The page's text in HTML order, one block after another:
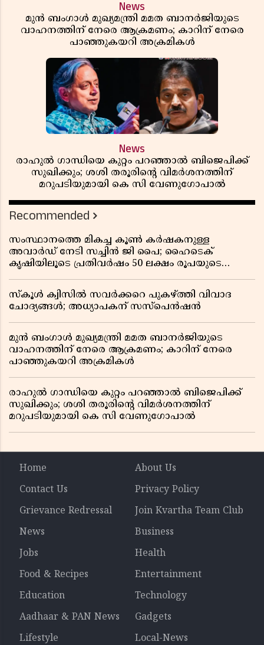
News
മുൻ ബംഗാൾ മുഖ്യമന്ത്രി മമത ബാനർജിയുടെ
വാഹനത്തിന് നേരെ ആക്രമണം; കാറിന് നേരെ
പാഞ്ഞുകയറി അക്രമികൾ
News
രാഹുൽ ഗാന്ധിയെ കുറ്റം പറഞ്ഞാൽ ബിജെപിക്ക്
സുഖിക്കും; ശശി തരൂരിന്റെ വിമർശനത്തിന്
മറുപടിയുമായി കെ സി വേണുഗോപാൽ
Recommended
സംസ്ഥാനത്തെ മികച്ച കൂൺ കർഷകനുള്ള
അവാർഡ് നേടി സച്ചിൻ ജി പൈ; ഹൈടെക്
കൃഷിയിലൂടെ പ്രതിവർഷം 50 ലക്ഷം രൂപയുടെ
സ്കൂൾ ക്വിസിൽ സവർക്കറെ പുകഴ്ത്തി വിവാദ
ചോദ്യങ്ങൾ; അധ്യാപകന് സസ്പെൻഷൻ
മുൻ ബംഗാൾ മുഖ്യമന്ത്രി മമത ബാനർജിയുടെ
വാഹനത്തിന് നേരെ ആക്രമണം; കാറിന് നേരെ
പാഞ്ഞുകയറി അക്രമികൾ
രാഹുൽ ഗാന്ധിയെ കുറ്റം പറഞ്ഞാൽ ബിജെപിക്ക്
സുഖിക്കും; ശശി തരൂരിന്റെ വിമർശനത്തിന്
മറുപടിയുമായി കെ സി വേണുഗോപാൽ
Home
About Us
Contact Us
Privacy Policy
Grievance Redressal
Join Kvartha Team Club
News
Business
Jobs
Health
Food & Recipes
Entertainment
Education
Technology
Aadhaar & PAN News
Gadgets
Lifestyle
Local-News